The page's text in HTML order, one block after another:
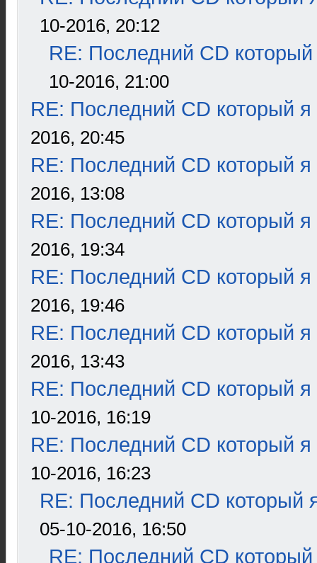
10-2016, 20:12
RE: Последний CD который
10-2016, 21:00
RE: Последний CD который я
2016, 20:45
RE: Последний CD который я
2016, 13:08
RE: Последний CD который я
2016, 19:34
RE: Последний CD который я
2016, 19:46
RE: Последний CD который я
2016, 13:43
RE: Последний CD который я
10-2016, 16:19
RE: Последний CD который я
10-2016, 16:23
RE: Последний CD который
05-10-2016, 16:50
RE: Последний CD который